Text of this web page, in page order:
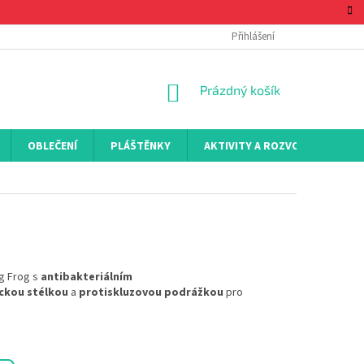
Přihlášení
NÁKUPNÍ
Prázdný košík
OBLEČENÍ PLÁŠTĚNKY AKTIVITY A ROZVOJ
Frog s antibakteriálním
stélkou a protiskluzovou podrážkou pro